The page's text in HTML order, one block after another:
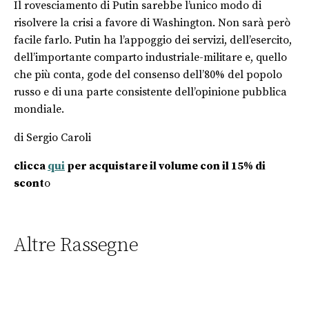
Il rovesciamento di Putin sarebbe l’unico modo di
risolvere la crisi a favore di Washington. Non sarà però
facile farlo. Putin ha l’appoggio dei servizi, dell’esercito,
dell’importante comparto industriale-militare e, quello
che più conta, gode del consenso dell’80% del popolo
russo e di una parte consistente dell’opinione pubblica
mondiale.
di Sergio Caroli
clicca qui per acquistare il volume con il 15% di
sconto
Altre Rassegne